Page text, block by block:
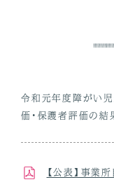
令和元年度障がい児
価・保護者評価の結
【公表】事業